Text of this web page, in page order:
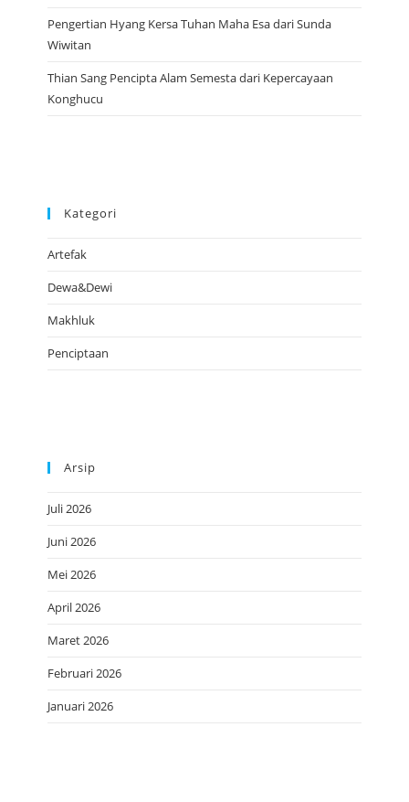
Pengertian Hyang Kersa Tuhan Maha Esa dari Sunda
Wiwitan
Thian Sang Pencipta Alam Semesta dari Kepercayaan
Konghucu
Kategori
Artefak
Dewa&Dewi
Makhluk
Penciptaan
Arsip
Juli 2026
Juni 2026
Mei 2026
April 2026
Maret 2026
Februari 2026
Januari 2026